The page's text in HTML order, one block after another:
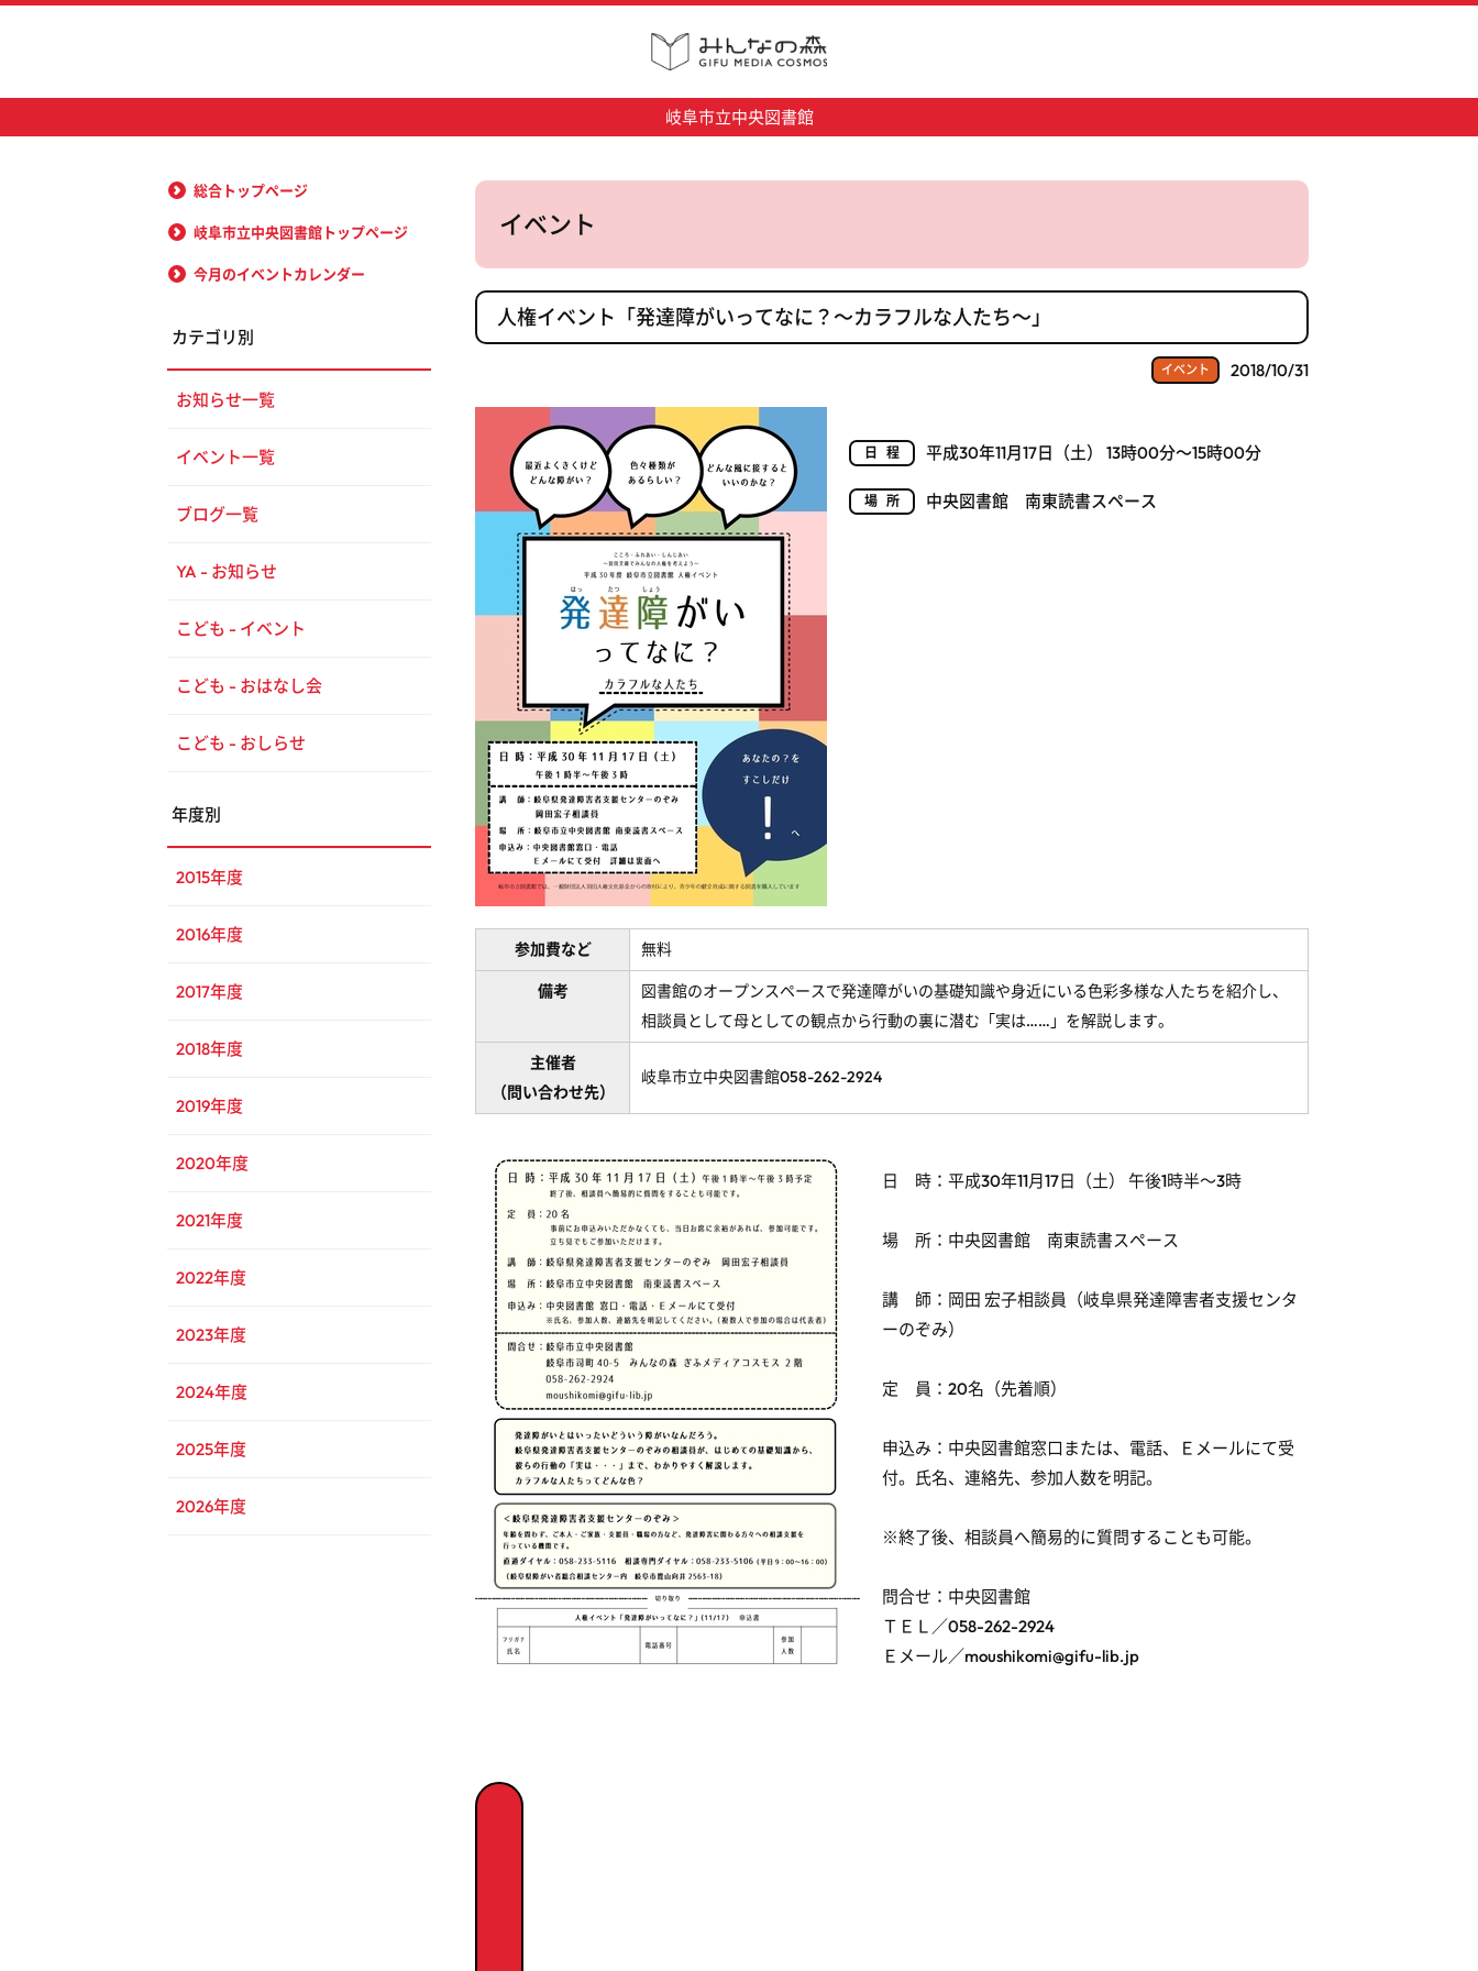
岐阜市立中央図書館
イベント
人権イベント「発達障がいってなに？～カラフルな人たち～」
イベント 2018/10/31
日程 平成30年11月17日（土） 13時00分～15時00分
場所 中央図書館 南東読書スペース
参加費など 無料
備考
図書館のオープンスペースで発達障がいの基礎知識や身近にいる色彩多様な人たちを紹介し、
相談員として母としての観点から行動の裏に潜む「実は……」を解説します。
主催者
（問い合わせ先）
岐阜市立中央図書館058-262-2924
日 時：平成30年11月17日（土） 午後1時半～3時
場 所：中央図書館 南東読書スペース
講 師：岡田 宏子相談員（岐阜県発達障害者支援センタ
ーのぞみ）
定 員：20名（先着順）
申込み：中央図書館窓口または、電話、Ｅメールにて受
付。氏名、連絡先、参加人数を明記。
※終了後、相談員へ簡易的に質問することも可能。
問合せ：中央図書館
ＴＥＬ／058-262-2924
Ｅメール／moushikomi@gifu-lib.jp
総合トップページ
岐阜市立中央図書館トップページ
今月のイベントカレンダー
カテゴリ別
お知らせ一覧
イベント一覧
ブログ一覧
YA - お知らせ
こども - イベント
こども - おはなし会
こども - おしらせ
年度別
2015年度
2016年度
2017年度
2018年度
2019年度
2020年度
2021年度
2022年度
2023年度
2024年度
2025年度
2026年度